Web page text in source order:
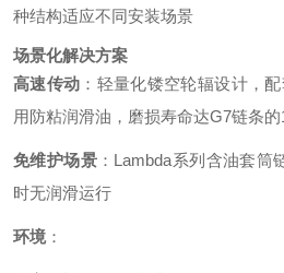
种结构适应不同安装场景
场景化解决方案
高速传动 ：轻量化镂空轮辐设计，
用防粘润滑油，磨损寿命达G7链条的
免维护场景：Lambda系列含油套筒
时无润滑运行
环境：